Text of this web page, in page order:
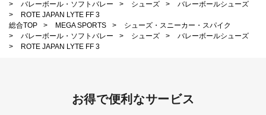
>
バレーボール・ソフトバレー > シューズ >
バレーボールシューズ
>
ROTE JAPAN LYTE FF 3
総合TOP
> MEGA SPORTS >
シューズ・スニーカー・スパイク
>
バレーボール・ソフトバレー > シューズ >
バレーボールシューズ
>
ROTE JAPAN LYTE FF 3
お得で便利なサービス